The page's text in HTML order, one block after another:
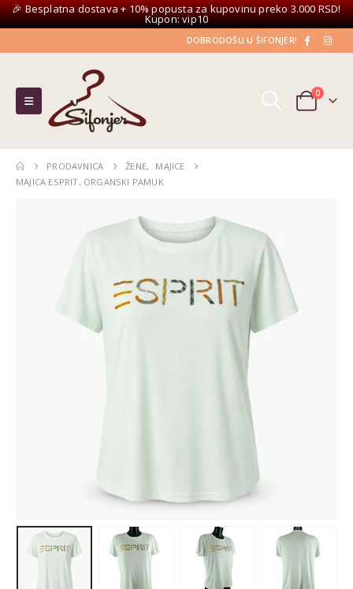
🎉 Besplatna dostava + 10% popusta za kupovinu preko 3.000 RSD!
Kupon: vip10
DOBRODOŠLI U ŠIFONJER!
0
PRODAVNICA ŽENE,
MAJICE
MAJICA ESPRIT, ORGANSKI PAMUK